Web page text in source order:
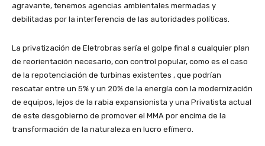
agravante, tenemos agencias ambientales mermadas y
debilitadas por la interferencia de las autoridades políticas.
La privatización de Eletrobras sería el golpe final a cualquier plan
de reorientación necesario, con control popular, como es el caso
de la repotenciación de turbinas existentes , que podrían
rescatar entre un 5% y un 20% de la energía con la modernización
de equipos, lejos de la rabia expansionista y una Privatista actual
de este desgobierno de promover el MMA por encima de la
transformación de la naturaleza en lucro efímero.